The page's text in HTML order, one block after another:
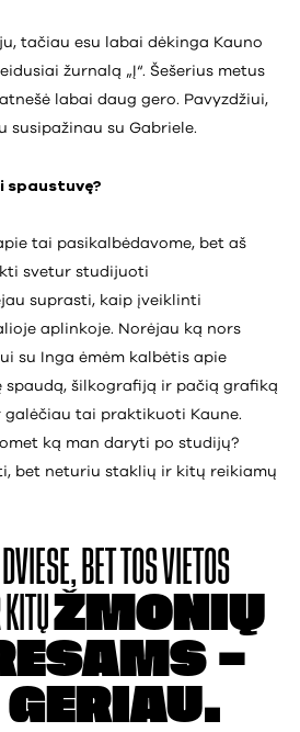
tačiau esu labai dėkinga Kauno
žurnalą „Į“. Šešerius metus
labai daug gero. Pavyzdžiui,
susipažinau su Gabriele.
spaustuvę?
tai pasikalbėdavome, bet aš
svetur studijuoti
suprasti, kaip įveiklinti
aplinkoje. Norėjau ką nors
su Inga ėmėm kalbėtis apie
spaudą, šilkografiją ir pačią grafiką
galėčiau tai praktikuoti Kaune.
ką man daryti po studijų?
bet neturiu staklių ir kitų reikiamų
BET TOS VIETOS
ŽMONIŲ
–
GERIAU.